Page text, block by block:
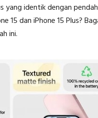
yang identik dengan
15 dan iPhone 15 Plus?
ini.